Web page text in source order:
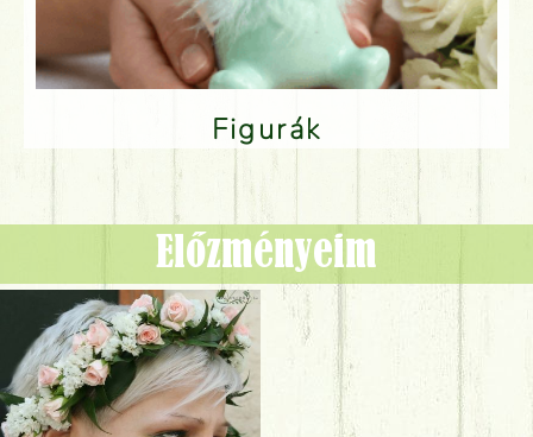
Figurák
Előzményeim